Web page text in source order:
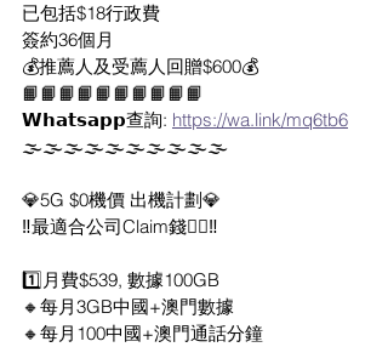
已包括$18行政費
簽約36個月
💰推薦人及受薦人回贈$600💰
📙📙📙📙📙📙📙📙📙📙
𝗪𝗵𝗮𝘁𝘀𝗮𝗽𝗽查詢: https://wa.link/mq6tb6
🌫️🌫️🌫️🌫️🌫️🌫️🌫️🌫️🌫️🌫️
💎5G $0機價 出機計劃💎
‼️最適合公司Claim錢👍🏻‼️
1️⃣月費$539, 數據100GB
🔸每月3GB中國+澳門數據
🔸每月100中國+澳門通話分鐘